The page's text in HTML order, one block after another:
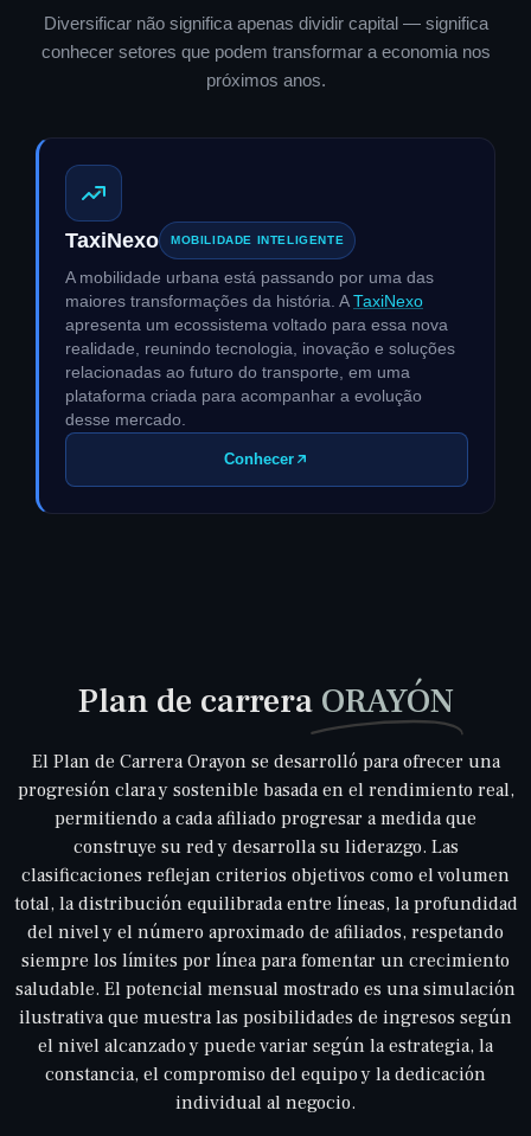
Diversificar não significa apenas dividir capital — significa
conhecer setores que podem transformar a economia nos
próximos anos.
TaxiNexo MOBILIDADE INTELIGENTE
A mobilidade urbana está passando por uma das
maiores transformações da história. A TaxiNexo
apresenta um ecossistema voltado para essa nova
realidade, reunindo tecnologia, inovação e soluções
relacionadas ao futuro do transporte, em uma
plataforma criada para acompanhar a evolução
desse mercado.
Conhecer
Plan de carrera ORAYÓN
El Plan de Carrera Orayon se desarrolló para ofrecer una
progresión clara y sostenible basada en el rendimiento real,
permitiendo a cada afiliado progresar a medida que
construye su red y desarrolla su liderazgo. Las
clasificaciones reflejan criterios objetivos como el volumen
total, la distribución equilibrada entre líneas, la profundidad
del nivel y el número aproximado de afiliados, respetando
siempre los límites por línea para fomentar un crecimiento
saludable. El potencial mensual mostrado es una simulación
ilustrativa que muestra las posibilidades de ingresos según
el nivel alcanzado y puede variar según la estrategia, la
constancia, el compromiso del equipo y la dedicación
individual al negocio.